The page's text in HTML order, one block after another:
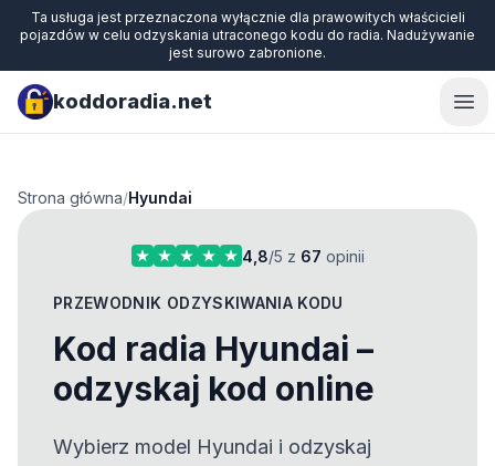
Ta usługa jest przeznaczona wyłącznie dla prawowitych właścicieli
pojazdów w celu odzyskania utraconego kodu do radia. Nadużywanie
jest surowo zabronione.
koddoradia.net
Strona główna/Hyundai
4,8/5 z 67 opinii
PRZEWODNIK ODZYSKIWANIA KODU
Kod radia Hyundai –
odzyskaj kod online
Wybierz model Hyundai i odzyskaj